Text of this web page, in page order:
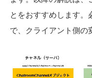
とをおすすめします
で、クライアント側の